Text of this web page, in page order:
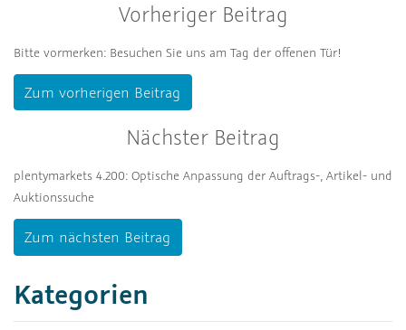
Vorheriger Beitrag
Bitte vormerken: Besuchen Sie uns am Tag der offenen Tür!
Zum vorherigen Beitrag
Nächster Beitrag
plentymarkets 4.200: Optische Anpassung der Auftrags-, Artikel- und
Auktionssuche
Zum nächsten Beitrag
Kategorien